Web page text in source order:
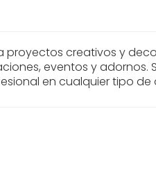
proyectos creativos y
eventos y adornos.
en cualquier tipo de